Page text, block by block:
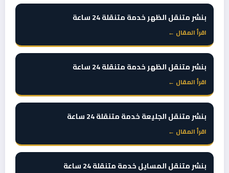
بنشر متنقل الظهر خدمة متنقلة 24 ساعة
اقرأ المقال ←
بنشر متنقل الظهر خدمة متنقلة 24 ساعة
اقرأ المقال ←
بنشر متنقل الجليعة خدمة متنقلة 24 ساعة
اقرأ المقال ←
بنشر متنقل المسايل خدمة متنقلة 24 ساعة